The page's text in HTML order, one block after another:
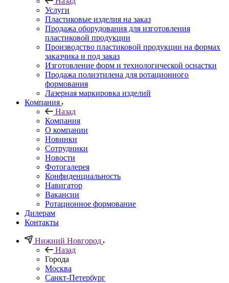
Услуги
Пластиковые изделия на заказ
Продажа оборудования для изготовления
пластиковой продукции
Производство пластиковой продукции на формах
заказчика и под заказ
Изготовление форм и технологической оснастки
Продажа полиэтилена для ротационного
формования
Лазерная маркировка изделий
Компания
Назад
Компания
О компании
Новинки
Сотрудники
Новости
Фотогалерея
Конфиденциальность
Навигатор
Вакансии
Ротационное формование
Дилерам
Контакты
Нижний Новгород
Назад
Города
Москва
Санкт-Петербург